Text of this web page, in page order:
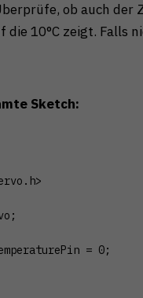
ob auch der
die 10°C zeigt. Falls
Sketch:
= 0;